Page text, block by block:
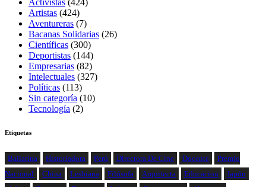
Activistas (424)
Artistas (424)
Aventureras (7)
Bacanas Solidarias (26)
Científicas (300)
Deportistas (144)
Empresarias (82)
Intelectuales (327)
Políticas (113)
Sin categoría (10)
Tecnología (2)
Etiquetas
Bailarina Historiadora Perú Directora De Cine Docente
Premio
Nacional
China Lesbiana Filósofa Arquitecta Educacion
Japón